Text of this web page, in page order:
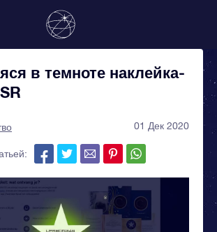
в темноте наклейка-
01 Дек 2020